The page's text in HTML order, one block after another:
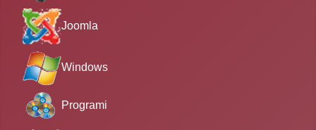
Joomla
Windows
Programi